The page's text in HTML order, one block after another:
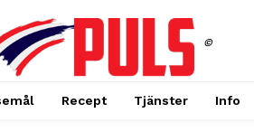
©
Recept Tjänster Info